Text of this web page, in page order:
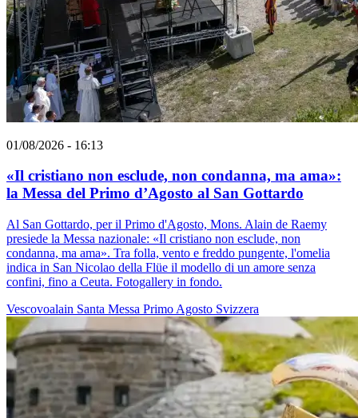
01/08/2026 - 16:13
«Il cristiano non esclude, non condanna, ma ama»:
la Messa del Primo d’Agosto al San Gottardo
Al San Gottardo, per il Primo d'Agosto, Mons. Alain de Raemy
presiede la Messa nazionale: «Il cristiano non esclude, non
condanna, ma ama». Tra folla, vento e freddo pungente, l'omelia
indica in San Nicolao della Flüe il modello di un amore senza
confini, fino a Ceuta. Fotogallery in fondo.
Vescovoalain Santa Messa Primo Agosto Svizzera